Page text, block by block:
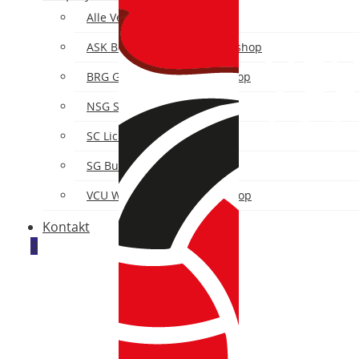
Alle Vereine
ASK Bad Fischau-Brunn Fanshop
BRG Gröhrmühlgasse Fanshop
NSG Steinfeld Fanshop
SC Lichtenwörth Fanshop
SG Bucklige Welt Fanshop
VCU Wiener Neustadt Fanshop
Kontakt
0